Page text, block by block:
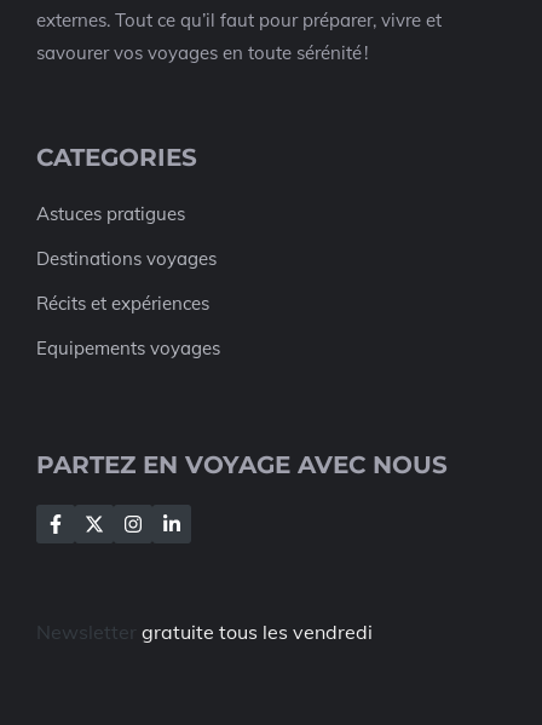
externes. Tout ce qu’il faut pour préparer, vivre et
savourer vos voyages en toute sérénité !
CATEGORIES
Astuces pratigues
Destinations voyages
Récits et expériences
Equipements voyages
PARTEZ EN VOYAGE AVEC NOUS
Newsletter gratuite tous les vendredi